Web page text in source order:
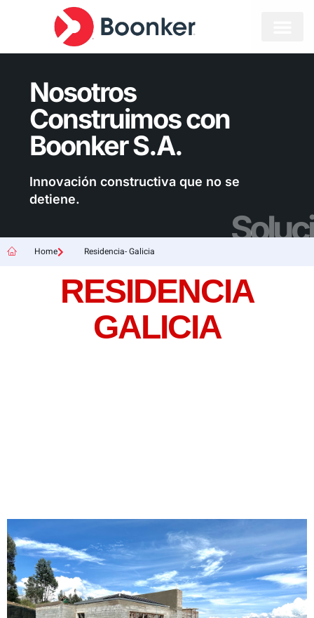
Nosotros
Construimos con
Boonker S.A.
Innovación constructiva que no se
detiene.
Home Residencia- Galicia
RESIDENCIA
GALICIA